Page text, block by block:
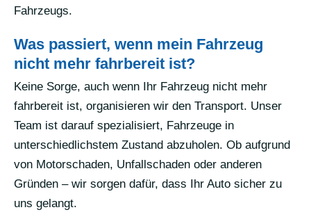
Fahrzeugs.
Was passiert, wenn mein Fahrzeug
nicht mehr fahrbereit ist?
Keine Sorge, auch wenn Ihr Fahrzeug nicht mehr
fahrbereit ist, organisieren wir den Transport. Unser
Team ist darauf spezialisiert, Fahrzeuge in
unterschiedlichstem Zustand abzuholen. Ob aufgrund
von Motorschaden, Unfallschaden oder anderen
Gründen – wir sorgen dafür, dass Ihr Auto sicher zu
uns gelangt.